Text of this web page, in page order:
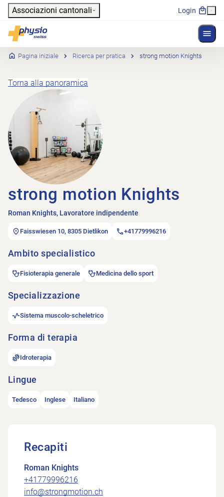
Header
Associazioni cantonali Login
Physioswiss
Navigazione principale
Pagina iniziale Ricerca per pratica strong motion Knights
Torna alla panoramica
strong motion Knights
Roman Knights, Lavoratore indipendente
Faisswiesen 10, 8305 Dietlikon +41779996216
Ambito specialistico
Fisioterapia generale Medicina dello sport
Specializzazione
Sistema muscolo-scheletrico
Forma di terapia
Idroterapia
Lingue
Tedesco Inglese Italiano
Recapiti
Roman Knights
+41779996216
info@strongmotion.ch